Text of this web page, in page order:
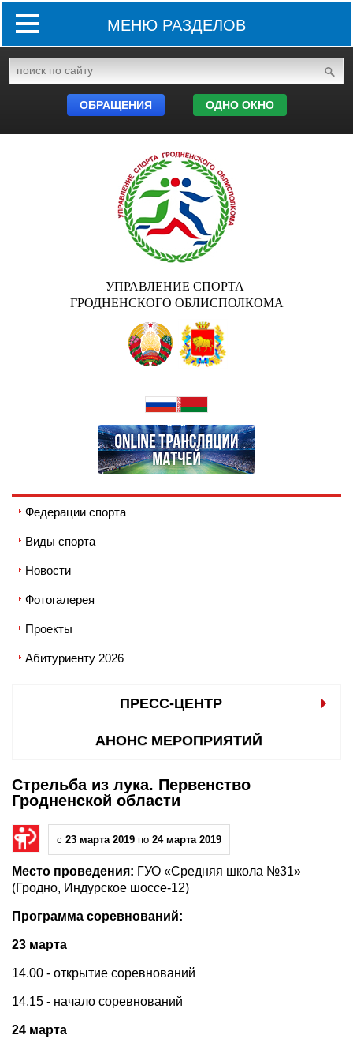
МЕНЮ РАЗДЕЛОВ
ОБРАЩЕНИЯ ОДНО ОКНО
УПРАВЛЕНИЕ СПОРТА
ГРОДНЕНСКОГО ОБЛИСПОЛКОМА
Федерации спорта
Виды спорта
Новости
Фотогалерея
Проекты
Абитуриенту 2026
ПРЕСС-ЦЕНТР
АНОНС МЕРОПРИЯТИЙ
Стрельба из лука. Первенство
Гродненской области
с 23 марта 2019 по 24 марта 2019
Место проведения: ГУО «Средняя школа №31»
(Гродно, Индурское шоссе-12)
Программа соревнований:
23 марта
14.00 - открытие соревнований
14.15 - начало соревнований
24 марта